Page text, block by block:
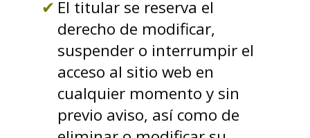
El titular se reserva el
derecho de modificar,
suspender o interrumpir el
acceso al sitio web en
cualquier momento y sin
previo aviso, así como de